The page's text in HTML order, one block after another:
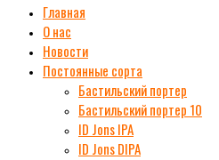
Главная
О нас
Новости
Постоянные сорта
Бастильский портер
Бастильский портер 10
ID Jons IPA
ID Jons DIPA